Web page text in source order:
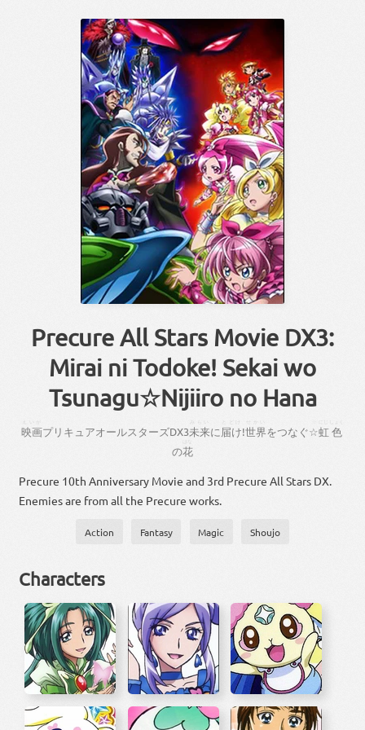
Precure All Stars Movie DX3:
Mirai ni Todoke! Sekai wo
Tsunagu☆Nijiiro no Hana
映画プリキュアオールスターズDX3未来に 届け!世界をつなぐ☆虹色
の花
Precure 10th Anniversary Movie and 3rd Precure All Stars DX.
Enemies are from all the Precure works.
Action Fantasy Magic Shoujo
Characters